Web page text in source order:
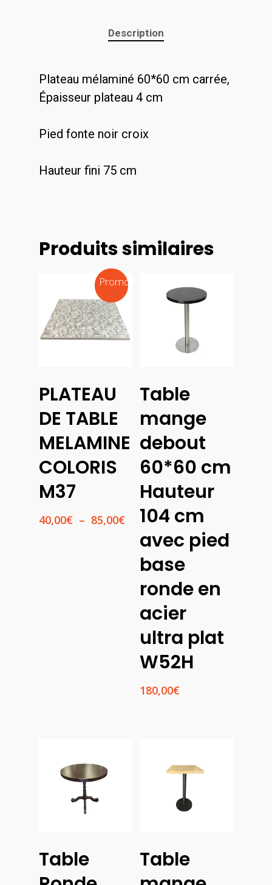
Description
Plateau mélaminé 60*60 cm carrée,
Épaisseur plateau 4 cm
Pied fonte noir croix
Hauteur fini 75 cm
Produits similaires
Promo !
Des
Options
PLATEAU
DE TABLE
MELAMINE
COLORIS
M37
40,00€ – 85,00€Plage
prix :
40,00€
85,00€
Ajouter
Panier
Table
mange
debout
60*60 cm
Hauteur
104 cm
avec pied
base
ronde en
acier
ultra plat
W52H
180,00€
Table
Ajouter
Table